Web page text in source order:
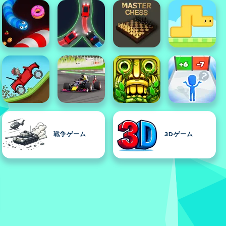
戦争ゲーム 3Dゲーム